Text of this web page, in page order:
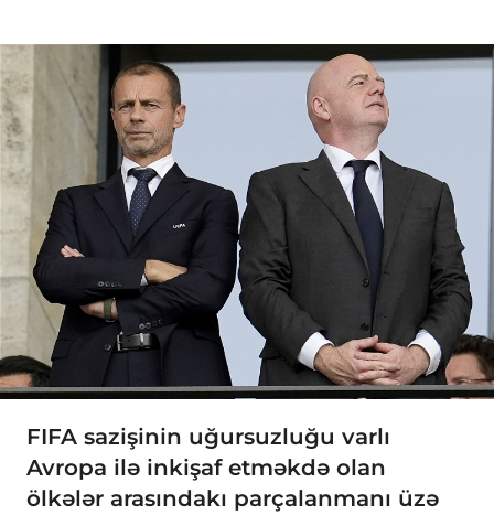
FIFA sazişinin uğursuzluğu varlı
Avropa ilə inkişaf etməkdə olan
ölkələr arasındakı parçalanmanı üzə